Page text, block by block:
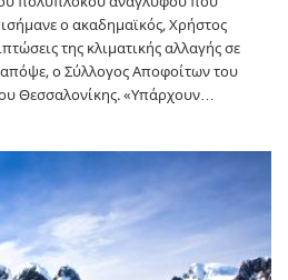
ο ακαδημαϊκός, Χρήστος
της κλιματικής αλλαγής σε
ο Σύλλογος Αποφοίτων του
Θεσσαλονίκης. «Υπάρχουν…